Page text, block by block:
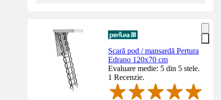
Scară pod / mansardă Pertura
Edrano 120x70 cm
Evaluare medie: 5 din 5 stele.
1 Recenzie.